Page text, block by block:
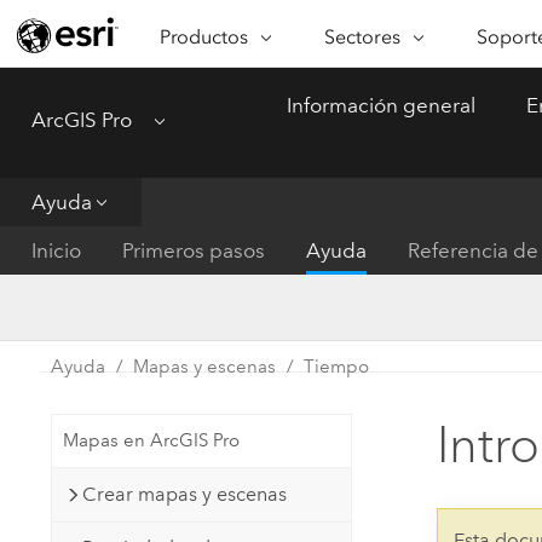
Productos
ARCGIS
Plataforma completa de
ArcGIS Pro
Sistema fundamental para SIG y
Sectores
SECTORES
Conservación
Servicios públicos de
Salud y servicios humanos
Gobierno nacional
ArcGIS Pro Menu
Información general
Ayuda
Inicio
Primeros pasos Ayuda Referencia
Ayuda Mapas y escenas Tiempo
Mapas en ArcGIS Pro
Crear mapas y escenas